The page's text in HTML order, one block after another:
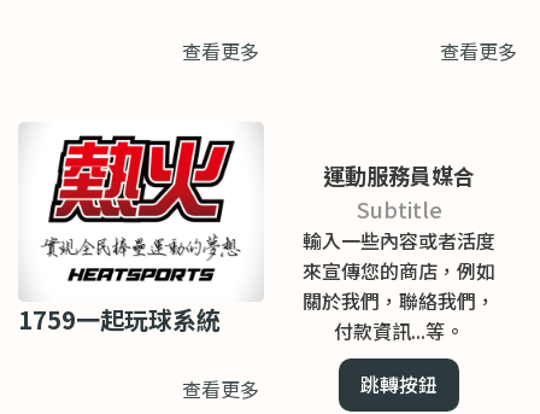
查看更多 查看更多
1759一起玩球系統
查看更多
運動服務員媒合
Subtitle
輸入一些內容或者活度
來宣傳您的商店，例如
關於我們，聯絡我們，
付款資訊...等。
跳轉按鈕